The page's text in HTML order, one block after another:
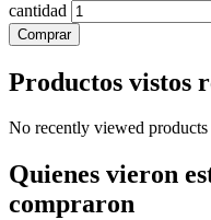
cantidad
Comprar
Productos vistos
No recently viewed
Quienes vieron
compraron